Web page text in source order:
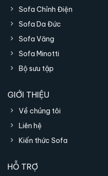
Thiết kế công thái
cong ôm sát cơ
giảm mỏi khi ngồi
Kết cấu chắc
nhiên nhiều lớp
Chân ghế hợp kim
hóa, bền bỉ và
trọng.
Khả năng tùy
phong cách nội
Sofa Chỉnh Điện
Sofa Da Đức
Sofa Văng
Sofa Minotti
Bộ sưu tập
GIỚI THIỆU
Về chúng tôi
Liên hệ
Kiến thức Sofa
HỖ TRỢ